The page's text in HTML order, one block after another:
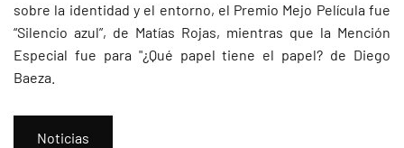
sobre la identidad y el entorno, el Premio Mejo Película fue
“Silencio azul”, de Matías Rojas, mientras que la Mención
Especial fue para "¿Qué papel tiene el papel? de Diego
Baeza.
Noticias